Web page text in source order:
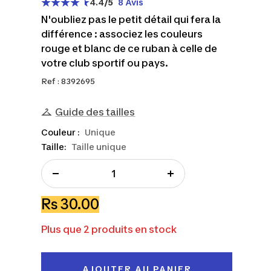
N'oubliez pas le petit détail qui fera la
différence : associez les couleurs
rouge et blanc de ce ruban à celle de
votre club sportif ou pays.
Ref : 8392695
Guide des tailles
Taille: Taille unique
Couleur : Unique
la
quantité
Augmenter
Prix
de
vente
Rs 30.00
Plus que 2 produits en stock
AJOUTER AU PANIER